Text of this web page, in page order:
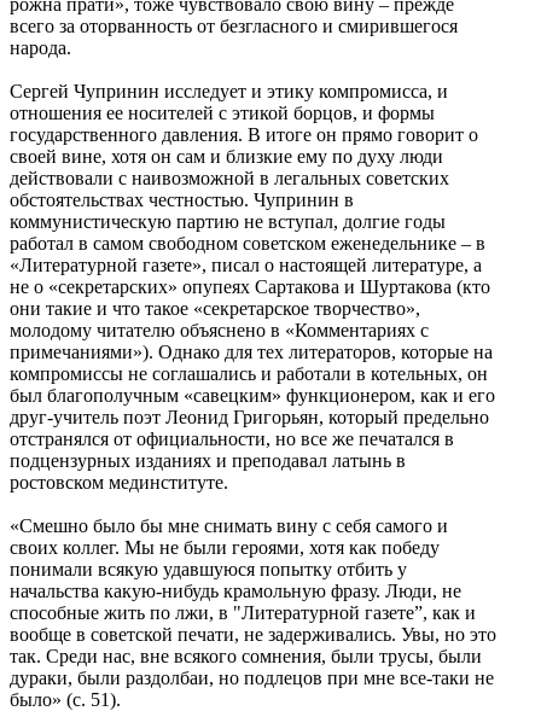
всего за оторванность от безгласного и смирившегося
народа.
Сергей Чупринин исследует и этику компромисса, и
отношения ее носителей с этикой борцов, и формы
государственного давления. В итоге он прямо говорит о
своей вине, хотя он сам и близкие ему по духу люди
действовали с наивозможной в легальных советских
обстоятельствах честностью. Чупринин в
коммунистическую партию не вступал, долгие годы
работал в самом свободном советском еженедельнике – в
«Литературной газете», писал о настоящей литературе, а
не о «секретарских» опупеях Сартакова и Шуртакова (кто
они такие и что такое «секретарское творчество»,
молодому читателю объяснено в «Комментариях с
примечаниями»). Однако для тех литераторов, которые на
компромиссы не соглашались и работали в котельных, он
был благополучным «савецким» функционером, как и его
друг-учитель поэт Леонид Григорьян, который предельно
отстранялся от официальности, но все же печатался в
подцензурных изданиях и преподавал латынь в
ростовском мединституте.
«Смешно было бы мне снимать вину с себя самого и
своих коллег. Мы не были героями, хотя как победу
понимали всякую удавшуюся попытку отбить у
начальства какую-нибудь крамольную фразу. Люди, не
способные жить по лжи, в "Литературной газете”, как и
вообще в советской печати, не задерживались. Увы, но это
так. Среди нас, вне всякого сомнения, были трусы, были
дураки, были раздолбаи, но подлецов при мне все-таки не
было» (с. 51).